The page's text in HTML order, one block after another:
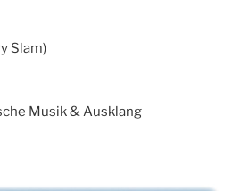
Slam)
Musik & Ausklang